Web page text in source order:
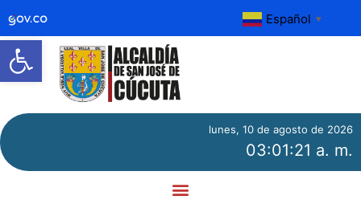
Abrir barra de herramientas
Español ▼
lunes, 10 de agosto de 2026
03:01:21 a. m.